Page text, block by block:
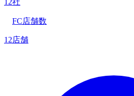
FC店舗数
12店舗